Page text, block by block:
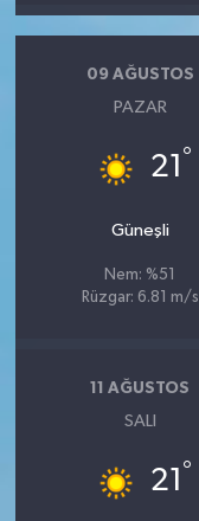
09 AĞUSTOS
PAZAR
21 °
Güneşli
Nem: %51
Rüzgar: 6.81 m/s
11 AĞUSTOS
SALI
21 °